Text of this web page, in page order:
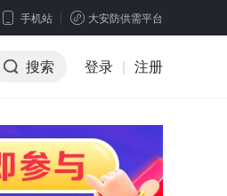
手机站 大安防供需平台
搜索 登录 | 注册